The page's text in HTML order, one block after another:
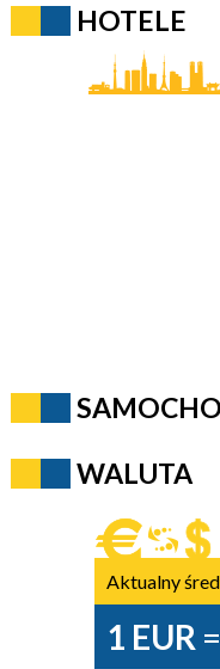
HOTELE
WALUTA
Aktualny
1 EUR